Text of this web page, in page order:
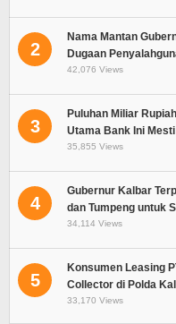
2
Nama Mantan
Dugaan
42,076 Views
3
Puluhan Miliar
Utama Bank Ini
35,855 Views
4
Gubernur Kalbar
dan Tumpeng untuk
34,114 Views
5
Konsumen Leasing
Collector di Polda
33,170 Views